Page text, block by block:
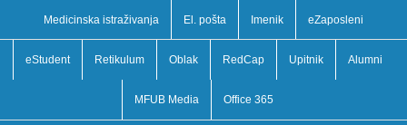
Medicinska istraživanja El. pošta Imenik eZaposleni
eStudent Retikulum Oblak RedCap Upitnik Alumni
MFUB Media Office 365